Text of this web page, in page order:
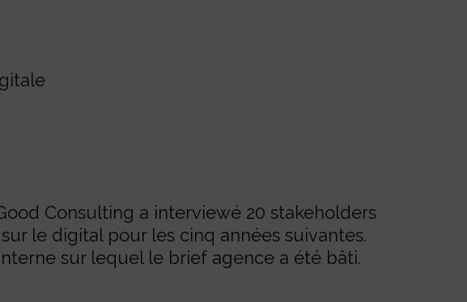
Consulting a interviewé 20 stakeholders
le digital pour les cinq années suivantes.
sur lequel le brief agence a été bâti.